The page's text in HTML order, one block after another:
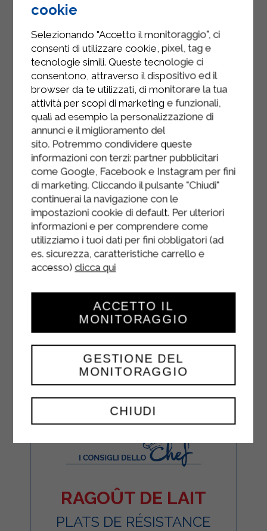
hachées, assaisonnez d'huile, de sel
Prenez le plat à four contenant la
pâte brisée et remplissez-le avec le
mélange.
Décorez la surface avec les fleurs de
courgette ouvertes et un filet d'huile
; faites cuire au four préchauffé à 180
°C (350 °F) pendant environ 35 à 40
minutes.
RAGOÛT DE LAIT
PLATS DE RÉSISTANCE
cookie
Selezionando "Accetto il monitoraggio", ci
consenti di utilizzare cookie, pixel, tag e
tecnologie simili. Queste tecnologie ci
consentono, attraverso il dispositivo ed il
browser da te utilizzati, di monitorare la tua
attività per scopi di marketing e funzionali,
quali ad esempio la personalizzazione di
annunci e il miglioramento del
sito. Potremmo condividere queste
informazioni con terzi: partner pubblicitari
come Google, Facebook e Instagram per fini
di marketing. Cliccando il pulsante "Chiudi"
continuerai la navigazione con le
impostazioni cookie di default. Per ulteriori
informazioni e per comprendere come
utilizziamo i tuoi dati per fini obbligatori (ad
es. sicurezza, caratteristiche carrello e
accesso) clicca qui
CHIUDI
GESTIONE DEL
MONITORAGGIO
ACCETTO IL
MONITORAGGIO